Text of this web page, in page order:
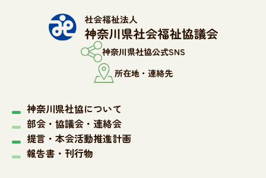
神奈川県社協公式SNS
所在地・連絡先
神奈川県社協について
部会・協議会・連絡会
提言・本会活動推進計画
報告書・刊行物